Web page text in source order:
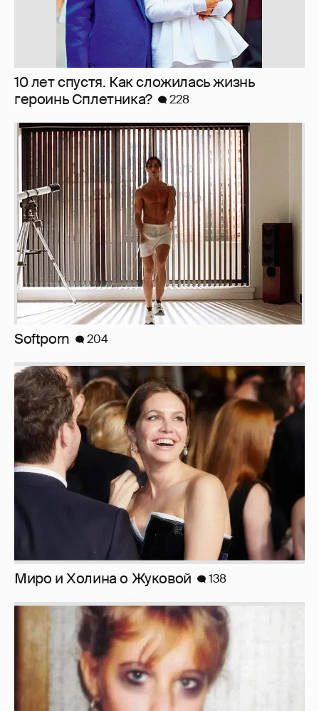
Softporn 204
Миро и Холина о Жуковой 138
Наши "селебрити" вживую) 474